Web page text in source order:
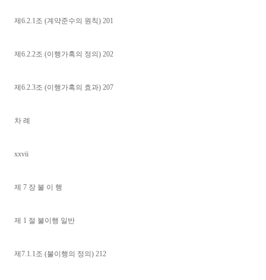
제6.2.1조 (계약준수의 원칙) 201
제6.2.2조 (이행가혹의 정의) 202
제6.2.3조 (이행가혹의 효과) 207
차 례
xxvii
제 7 장 불 이 행
제 1 절 불이행 일반
제7.1.1조 (불이행의 정의) 212